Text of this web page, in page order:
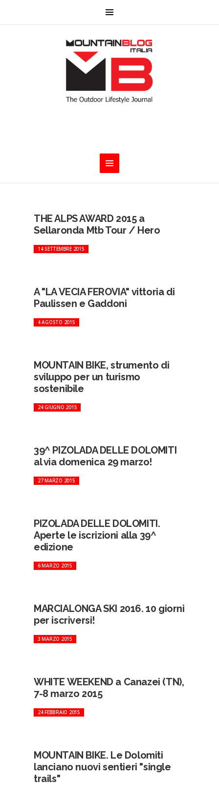
THE ALPS AWARD 2015 a
Sellaronda Mtb Tour / Hero
14 SETTEMBRE 2015
A "LA VECIA FEROVIA" vittoria di
Paulissen e Gaddoni
4 AGOSTO 2015
MOUNTAIN BIKE, strumento di
sviluppo per un turismo
sostenibile
24 GIUGNO 2015
39^ PIZOLADA DELLE DOLOMITI
al via domenica 29 marzo!
27 MARZO 2015
PIZOLADA DELLE DOLOMITI.
Aperte le iscrizioni alla 39^
edizione
6 MARZO 2015
MARCIALONGA SKI 2016. 10 giorni
per iscriversi!
3 MARZO 2015
WHITE WEEKEND a Canazei (TN),
7-8 marzo 2015
24 FEBBRAIO 2015
MOUNTAIN BIKE. Le Dolomiti
lanciano nuovi sentieri "single
trails"